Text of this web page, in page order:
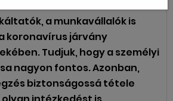
a munkavállalók is
koronavírus járvány
Tudjuk, hogy a személyi
nagyon fontos. Azonban,
biztonságossá tétele